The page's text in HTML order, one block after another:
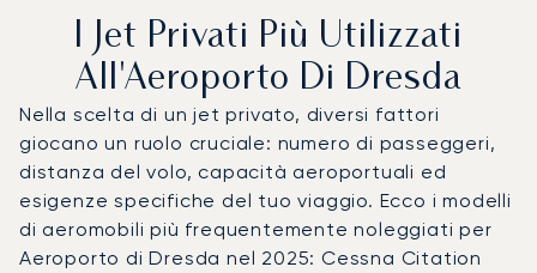
I Jet Privati Più Utilizzati
All'Aeroporto Di Dresda
Nella scelta di un jet privato, diversi fattori
giocano un ruolo cruciale: numero di passeggeri,
distanza del volo, capacità aeroportuali ed
esigenze specifiche del tuo viaggio. Ecco i modelli
di aeromobili più frequentemente noleggiati per
Aeroporto di Dresda nel 2025: Cessna Citation